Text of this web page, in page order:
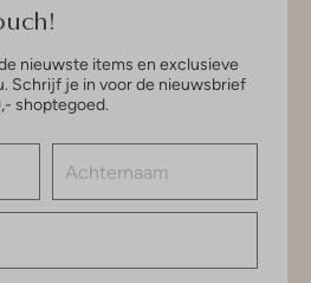
nieuwste items en exclusieve
Schrijf je in voor de nieuwsbrief
shoptegoed.